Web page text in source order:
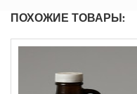
ПОХОЖИЕ ТОВАРЫ: